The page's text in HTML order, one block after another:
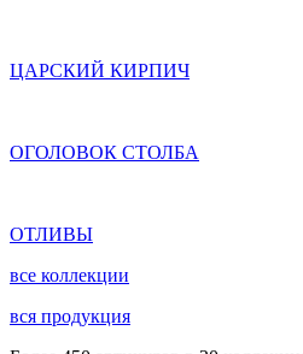
ЦАРСКИЙ КИРПИЧ
ОГОЛОВОК СТОЛБА
ОТЛИВЫ
все коллекции
вся продукция